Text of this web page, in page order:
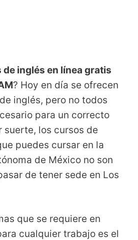
inglés en línea gratis
? Hoy en día se ofrecen
inglés, pero no todos
para un correcto
suerte, los cursos de
puedes cursar en la
de México no son
de tener sede en Los
que se requiere en
cualquier trabajo es el